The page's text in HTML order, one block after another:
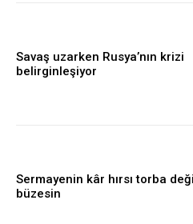
Savaş uzarken Rusya’nın krizi
belirginleşiyor
Sermayenin kâr hırsı torba
büzesin